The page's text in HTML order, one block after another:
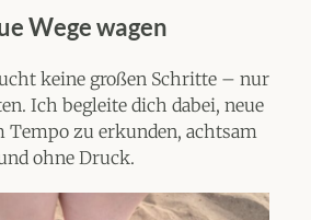
Wege wagen
keine großen Schritte – nur
Ich begleite dich dabei, neue
Tempo zu erkunden, achtsam
ohne Druck.